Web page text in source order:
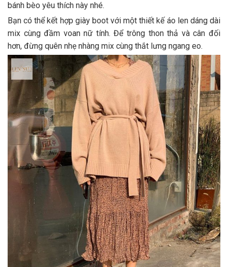
bánh bèo yêu thích này nhé.
Bạn có thể kết hợp giày boot với một thiết kế áo len dáng dài
mix cùng đầm voan nữ tính. Để trông thon thả và cân đối
hơn, đừng quên nhẹ nhàng mix cùng thắt lưng ngang eo.